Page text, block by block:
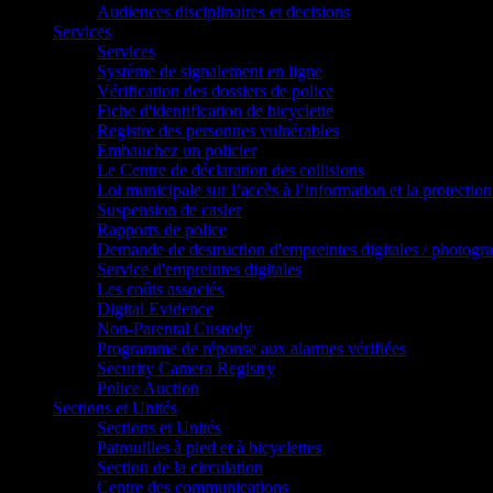
Audiences disciplinaires et decisions
Services
Services
Système de signalement en ligne
Vérification des dossiers de police
Fiche d'identification de bicyclette
Registre des personnes vulnérables
Embauchez un policier
Le Centre de déclaration des collisions
Loi municipale sur l’accès à l’information et la
Suspension de casier
Rapports de police
Demande de destruction d'empreintes digitales /
Service d'empreintes digitales
Les coûts associés
Digital Evidence
Non-Parental Custody
Programme de réponse aux alarmes vérifiées
Security Camera Registry
Police Auction
Sections et Unités
Sections et Unités
Patrouilles à pied et à bicyclettes
Section de la circulation
Centre des communications